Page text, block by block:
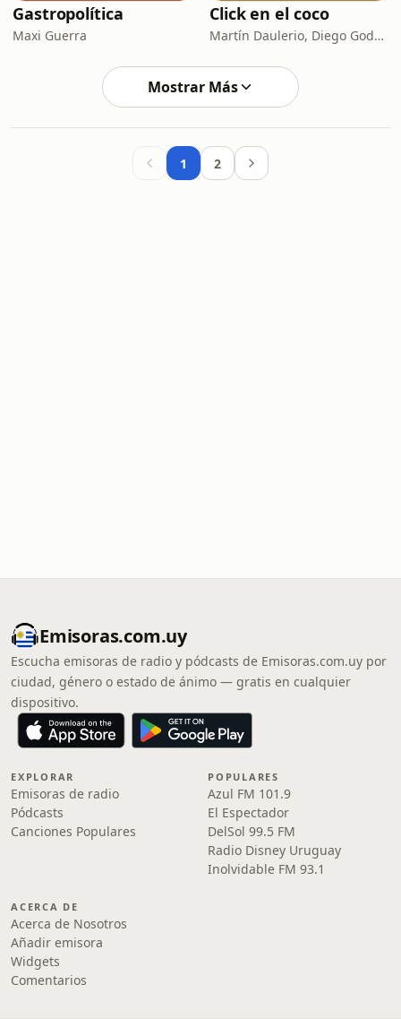
Gastropolítica
Maxi Guerra
Click en el coco
Martín Daulerio, Diego Godoy y Edu Sanguinetti
Mostrar Más
1 2
Emisoras.com.uy
Escucha emisoras de radio y pódcasts de Emisoras.com.uy por
ciudad, género o estado de ánimo — gratis en cualquier
dispositivo.
EXPLORAR
Emisoras de radio
Pódcasts
Canciones Populares
POPULARES
Azul FM 101.9
El Espectador
DelSol 99.5 FM
Radio Disney Uruguay
Inolvidable FM 93.1
ACERCA DE
Acerca de Nosotros
Añadir emisora
Widgets
Comentarios